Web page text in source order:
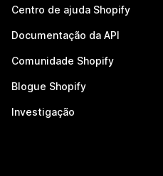
Centro de ajuda Shopify
Documentação da API
Comunidade Shopify
Blogue Shopify
Investigação